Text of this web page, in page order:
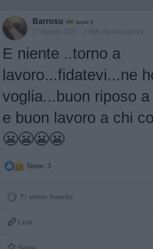
Barrosu livello 5
17 Agosto 2021 - 2.665 visualizzazioni
E niente ..torno a
lavoro...fidatevi...ne
voglia...buon riposo
e buon lavoro a chi
😬😬😬😬
Stime: 3
Ti stimo fratello
 Link
